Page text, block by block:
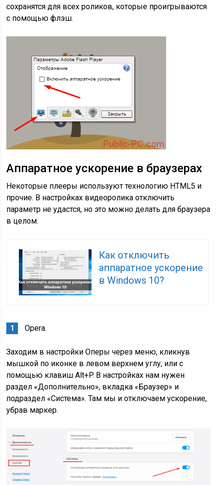
сохранятся для всех роликов, которые проигрываются
с помощью флэш.
Аппаратное ускорение в браузерах
Некоторые плееры используют технологию HTML5 и
прочие. В настройках видеоролика отключить
параметр не удастся, но это можно делать для браузера
в целом.
Как отключить
аппаратное ускорение
в Windows 10?
Opera.
Заходим в настройки Оперы через меню, кликнув
мышкой по иконке в левом верхнем углу, или с
помощью клавиш Alt+P. В настройках нам нужен
раздел «Дополнительно», вкладка «Браузер» и
подраздел «Система». Там мы и отключаем ускорение,
убрав маркер.